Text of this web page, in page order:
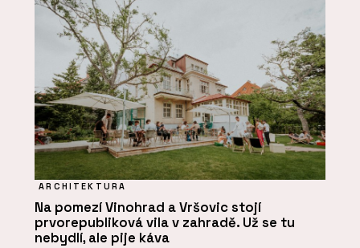
ARCHITEKTURA
Na pomezí Vinohrad a Vršovic stojí
prvorepubliková vila v zahradě. Už se tu
nebydlí, ale pije káva